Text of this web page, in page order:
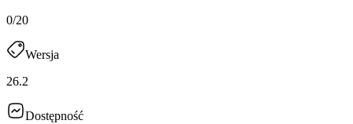
0/20
Wersja
26.2
Dostępność